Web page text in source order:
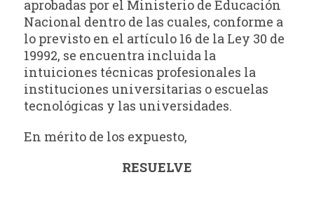
aprobadas por el Ministerio de Educación
Nacional dentro de las cuales, conforme a
lo previsto en el artículo 16 de la Ley 30 de
19992, se encuentra incluida la
intuiciones técnicas profesionales la
instituciones universitarias o escuelas
tecnológicas y las universidades.
En mérito de los expuesto,
RESUELVE